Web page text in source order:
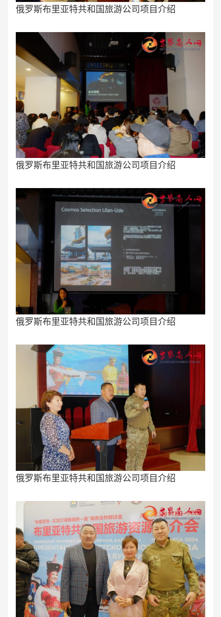
俄罗斯布里亚特共和国旅游公司项目介绍
俄罗斯布里亚特共和国旅游公司项目介绍
俄罗斯布里亚特共和国旅游公司项目介绍
俄罗斯布里亚特共和国旅游公司项目介绍